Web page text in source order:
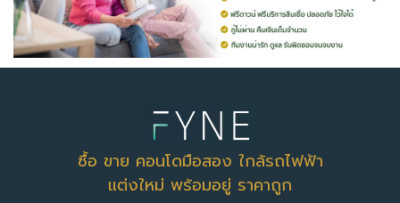
ซื้อ ขาย คอนโดมือสอง ใกล้รถไฟฟ้า
แต่งใหม่ พร้อมอยู่ ราคาถูก